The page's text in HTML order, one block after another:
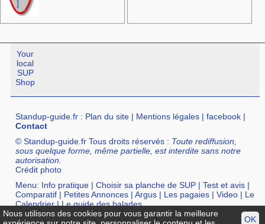
Your
local
SUP
Shop
Standup-guide.fr : Plan du site | Mentions légales |facebook |
Contact
© Standup-guide.fr Tous droits réservés : Toute rediffusion,
sous quelque forme, même partielle, est interdite sans notre
autorisation.
Crédit photo
Menu: Info pratique |Choisir sa planche de SUP |Test et avis |
Comparatif | Petites Annonces |Argus | Les pagaies |Video | Le
Calendrier|Le guide des balades
Annuaire : SurfShop et Magasins pour acheter un SUP PointsOK
Nous utilisons des cookies pour vous garantir la meilleure